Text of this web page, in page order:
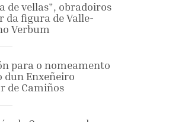
de vellas", obradoiros
da figura de Valle-
Verbum
para o nomeamento
Enxeñeiro
de Camiños